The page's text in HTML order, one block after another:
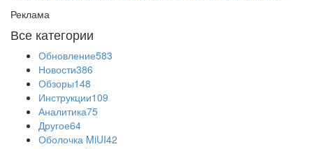
Реклама
Все категории
Обновление583
Новости386
Обзоры148
Инструкции109
Аналитика75
Другое64
Оболочка MiUI42